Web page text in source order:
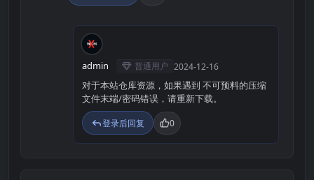
A
admin 普通用户 2024-12-16
对于本站仓库资源，如果遇到 不可预料的压缩
文件末端/密码错误，请重新下载。
登录后回复 0